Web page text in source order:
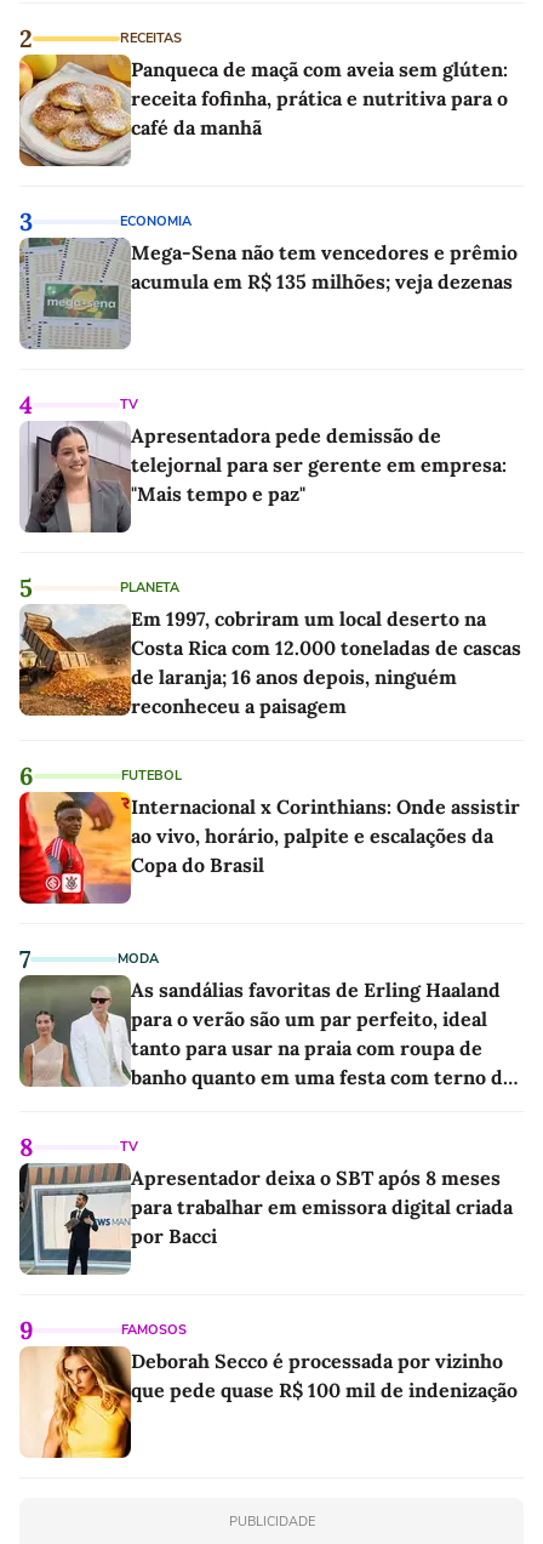
2 RECEITAS
Panqueca de maçã com aveia sem glúten:
receita fofinha, prática e nutritiva para o
café da manhã
3 ECONOMIA
Mega-Sena não tem vencedores e prêmio
acumula em R$ 135 milhões; veja dezenas
4 TV
Apresentadora pede demissão de
telejornal para ser gerente em empresa:
"Mais tempo e paz"
5 PLANETA
Em 1997, cobriram um local deserto na
Costa Rica com 12.000 toneladas de cascas
de laranja; 16 anos depois, ninguém
reconheceu a paisagem
6 FUTEBOL
Internacional x Corinthians: Onde assistir
ao vivo, horário, palpite e escalações da
Copa do Brasil
7 MODA
As sandálias favoritas de Erling Haaland
para o verão são um par perfeito, ideal
tanto para usar na praia com roupa de
banho quanto em uma festa com terno de
8 TV
Apresentador deixa o SBT após 8 meses
para trabalhar em emissora digital criada
por Bacci
9 FAMOSOS
Deborah Secco é processada por vizinho
que pede quase R$ 100 mil de indenização
PUBLICIDADE